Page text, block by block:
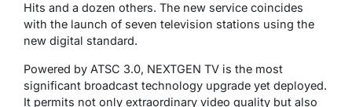
Hits and a dozen others. The new service coincides
with the launch of seven television stations using the
new digital standard.
Powered by ATSC 3.0, NEXTGEN TV is the most
significant broadcast technology upgrade yet deployed.
It permits not only extraordinary video quality but also